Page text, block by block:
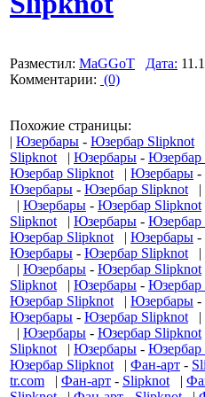
Разместил: MaGGoT Дата:
Комментарии: (0)
Похожие страницы:
| Юзербары - Юзербар Slipknot
Slipknot | Юзербары - Юзербар
Юзербар Slipknot | Юзербары -
Юзербары - Юзербар Slipknot |
| Юзербары - Юзербар Slipknot
Slipknot | Юзербары - Юзербар
Юзербар Slipknot | Юзербары -
Юзербары - Юзербар Slipknot |
| Юзербары - Юзербар Slipknot
Slipknot | Юзербары - Юзербар
Юзербар Slipknot | Юзербары -
Юзербары - Юзербар Slipknot |
| Юзербары - Юзербар Slipknot
Slipknot | Юзербары - Юзербар
Юзербар Slipknot | Фан-арт -
tr.com | Фан-арт - Slipknot |